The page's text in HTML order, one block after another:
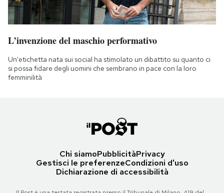
L’invenzione del maschio performativo
Un'etichetta nata sui social ha stimolato un dibattito su quanto ci
si possa fidare degli uomini che sembrano in pace con la loro
femminilità
Chi siamoPubblicitàPrivacy
Gestisci le preferenzeCondizioni d'uso
Dichiarazione di accessibilità